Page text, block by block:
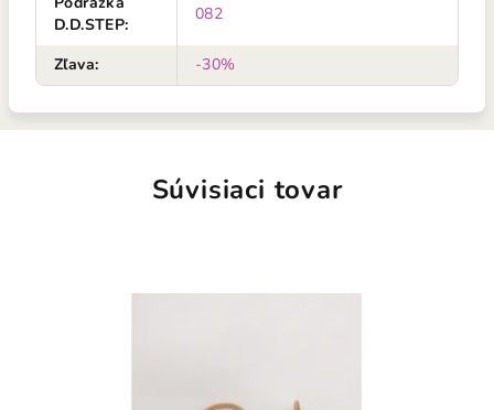
D.D.STEP:
082
Zľava: -30%
Súvisiaci tovar